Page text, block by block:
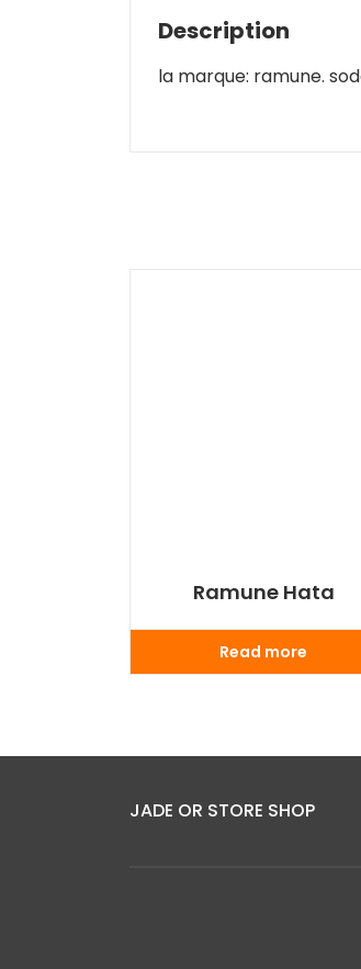
Description
la marque: ramune.
Ramune Hata
Read more
JADE OR STORE SHOP